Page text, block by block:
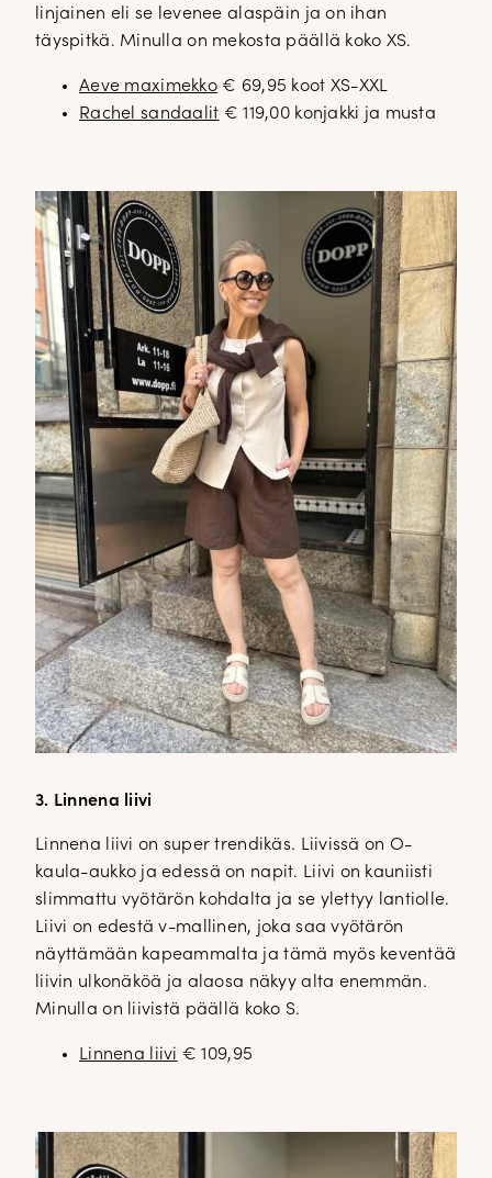
linjainen eli se levenee alaspäin ja on ihan
täyspitkä. Minulla on mekosta päällä koko XS.
Aeve maximekko€ 69,95 koot XS-XXL
Rachel sandaalit € 119,00 konjakki ja musta
3. Linnena liivi
Linnena liivi on super trendikäs. Liivissä on O-
kaula-aukko ja edessä on napit. Liivi on kauniisti
slimmattu vyötärön kohdalta ja se ylettyy lantiolle.
Liivi on edestä v-mallinen, joka saa vyötärön
näyttämään kapeammalta ja tämä myös keventää
liivin ulkonäköä ja alaosa näkyy alta enemmän.
Minulla on liivistä päällä koko S.
Linnena liivi € 109,95